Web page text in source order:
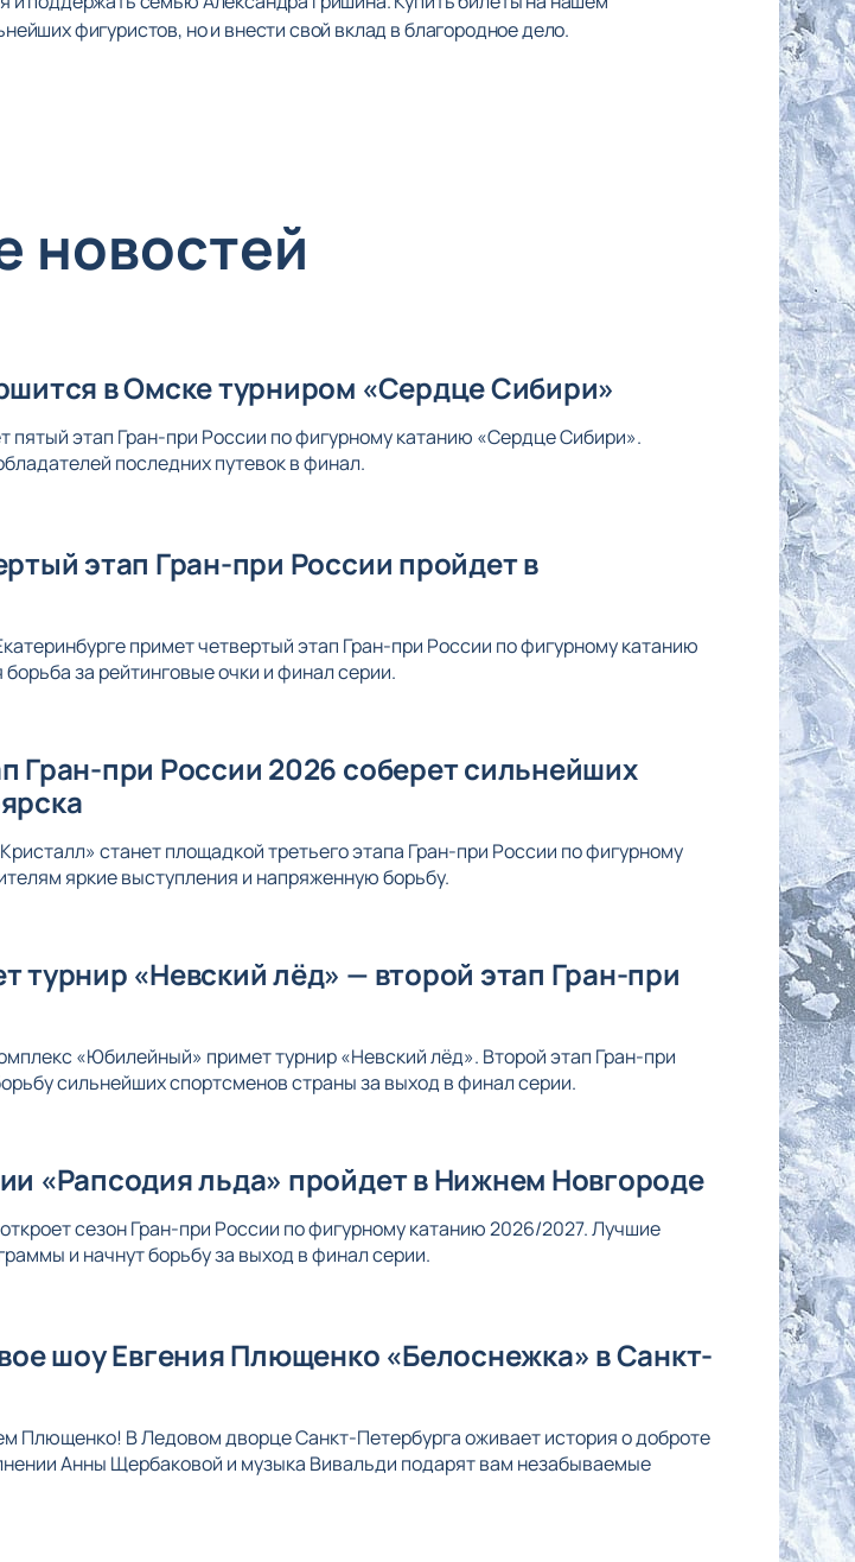
фигуристов, но и внести свой вклад в благородное дело.
новостей
в Омске турниром «Сердце Сибири»
пятый этап Гран-при России по фигурному катанию «Сердце Сибири».
последних путевок в финал.
этап Гран-при России пройдет в
примет четвертый этап Гран-при России по фигурному катанию
за рейтинговые очки и финал серии.
Гран-при России 2026 соберет сильнейших
станет площадкой третьего этапа Гран-при России по фигурному
яркие выступления и напряженную борьбу.
турнир «Невский лёд» — второй этап Гран-при
«Юбилейный» примет турнир «Невский лёд». Второй этап Гран-при
сильнейших спортсменов страны за выход в финал серии.
«Рапсодия льда» пройдет в Нижнем Новгороде
сезон Гран-при России по фигурному катанию 2026/2027. Лучшие
и начнут борьбу за выход в финал серии.
шоу Евгения Плющенко «Белоснежка» в Санкт-
Плющенко! В Ледовом дворце Санкт-Петербурга оживает история о доброте
Анны Щербаковой и музыка Вивальди подарят вам незабываемые